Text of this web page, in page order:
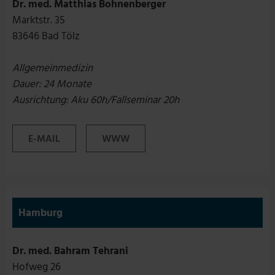
Dr. med. Matthias Bohnenberger
Marktstr. 35
83646 Bad Tölz
Allgemeinmedizin
Dauer: 24 Monate
Ausrichtung: Aku 60h/Fallseminar 20h
E-MAIL WWW
Hamburg
Dr. med. Bahram Tehrani
Hofweg 26